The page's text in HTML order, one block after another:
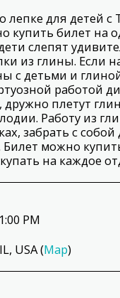
лепке для детей с
купить билет на
слепят
из глины. Если
с детьми и
работой
дружно плетут
Работу из
забрать с
можно
на каждое
PM
USA (Map)